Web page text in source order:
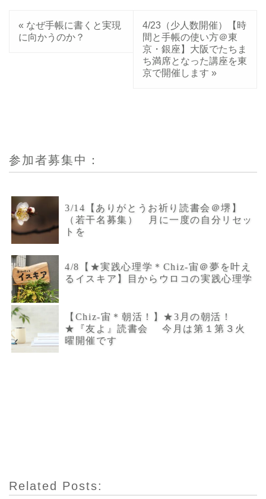
« なぜ手帳に書くと実現
に向かうのか？
4/23（少人数開催）【時
間と手帳の使い方＠東
京・銀座】大阪でたちま
ち満席となった講座を東
京で開催します »
参加者募集中：
3/14【ありがとうお祈り読書会＠堺】
（若干名募集） 月に一度の自分リセッ
トを
4/8【★実践心理学＊Chiz-宙＠夢を叶え
るイスキア】目からウロコの実践心理学
【Chiz-宙＊朝活！】★3月の朝活！
★『友よ』読書会 今月は第１第３火
曜開催です
Related Posts: